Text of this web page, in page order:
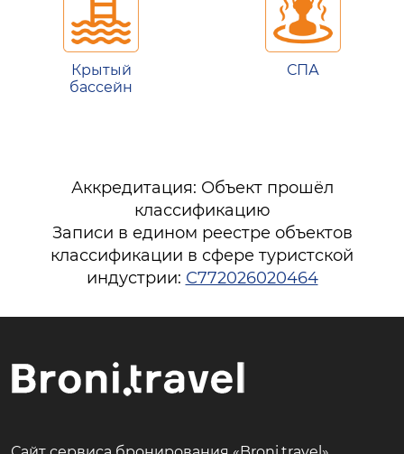
Крытый
бассейн
СПА
Аккредитация: Объект прошёл
классификацию
Записи в едином реестре объектов
классификации в сфере туристской
индустрии: С772026020464